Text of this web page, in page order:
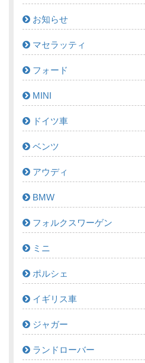
お知らせ
マセラッティ
フォード
MINI
ドイツ車
ベンツ
アウディ
BMW
フォルクスワーゲン
ミニ
ポルシェ
イギリス車
ジャガー
ランドローバー